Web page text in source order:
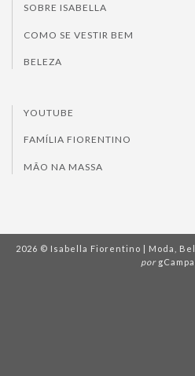
SOBRE ISABELLA
COMO SE VESTIR BEM
BELEZA
YOUTUBE
FAMÍLIA FIORENTINO
MÃO NA MASSA
2026 © Isabella Fiorentino | Moda,
por